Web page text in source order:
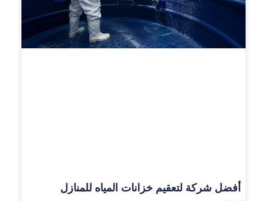
أفضل شركة لتعقيم خزانات المياه للمنازل